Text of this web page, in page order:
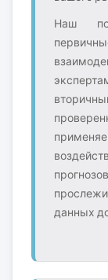
Наш
данных